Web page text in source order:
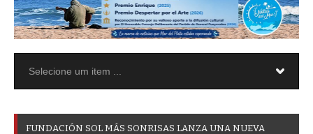
FUNDACIÓN SOL MÁS SONRISAS LANZA UNA NUEVA